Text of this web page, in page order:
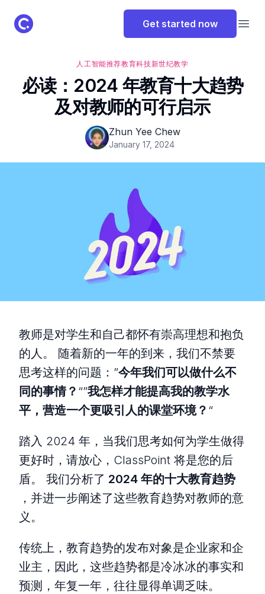
ClassPoint Logo Get started now
人工智能推荐教育科技新世纪教学
必读：2024 年教育十大趋势
及对教师的可行启示
Zhun Yee Chew
January 17, 2024
教师是对学生和自己都怀有崇高理想和抱负
的人。 随着新的一年的到来，我们不禁要
思考这样的问题：”今年我们可以做什么不
同的事情？ “”我怎样才能提高我的教学水
平，营造一个更吸引人的课堂环境？ “
踏入 2024 年，当我们思考如何为学生做得
更好时，请放心，ClassPoint 将是您的后
盾。 我们分析了 2024 年的十大教育趋势
，并进一步阐述了这些教育趋势对教师的意
义。
传统上，教育趋势的发布对象是企业家和企
业主，因此，这些趋势都是冷冰冰的事实和
预测，年复一年，往往显得单调乏味。